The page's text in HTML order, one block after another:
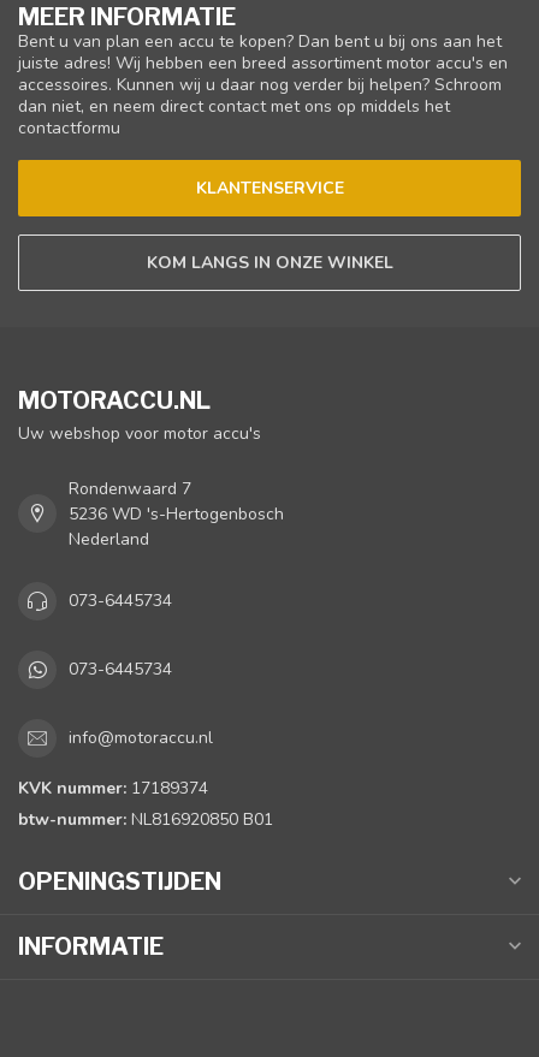
MEER INFORMATIE
Bent u van plan een accu te kopen? Dan bent u bij ons aan het
juiste adres! Wij hebben een breed assortiment motor accu's en
accessoires. Kunnen wij u daar nog verder bij helpen? Schroom
dan niet, en neem direct contact met ons op middels het
contactformu
KLANTENSERVICE
KOM LANGS IN ONZE WINKEL
MOTORACCU.NL
Uw webshop voor motor accu's
Rondenwaard 7
5236 WD 's-Hertogenbosch
Nederland
073-6445734
073-6445734
info@motoraccu.nl
KVK nummer: 17189374
btw-nummer: NL816920850 B01
OPENINGSTIJDEN
INFORMATIE